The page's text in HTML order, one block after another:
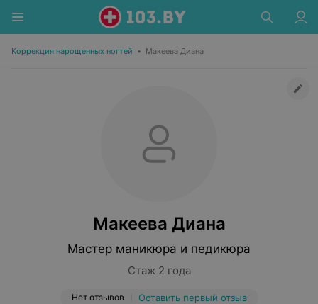
Коррекция нарощенных ногтей • Макеева Диана
Макеева Диана
Мастер маникюра и педикюра
Стаж 2 года
Нет отзывов Оставить первый отзыв